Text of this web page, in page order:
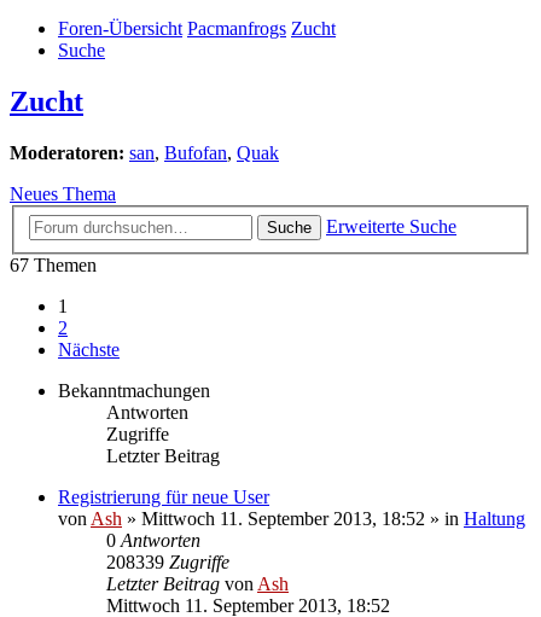
Foren-Übersicht Pacmanfrogs Zucht
Suche
Zucht
Moderatoren: san, Bufofan, Quak
Neues Thema
Suche
Erweiterte Suche
67 Themen
1
2
Nächste
Bekanntmachungen
Antworten
Zugriffe
Letzter Beitrag
Registrierung für neue User
von Ash » Mittwoch 11. September 2013, 18:52 » in Haltung
0 Antworten
208339 Zugriffe
Letzter Beitrag von Ash
Mittwoch 11. September 2013, 18:52